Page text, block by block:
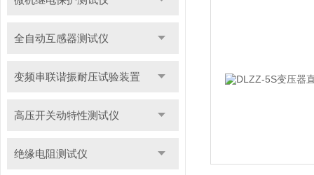
全自动互感器测试仪
变频串联谐振耐压试验装置
高压开关动特性测试仪
绝缘电阻测试仪